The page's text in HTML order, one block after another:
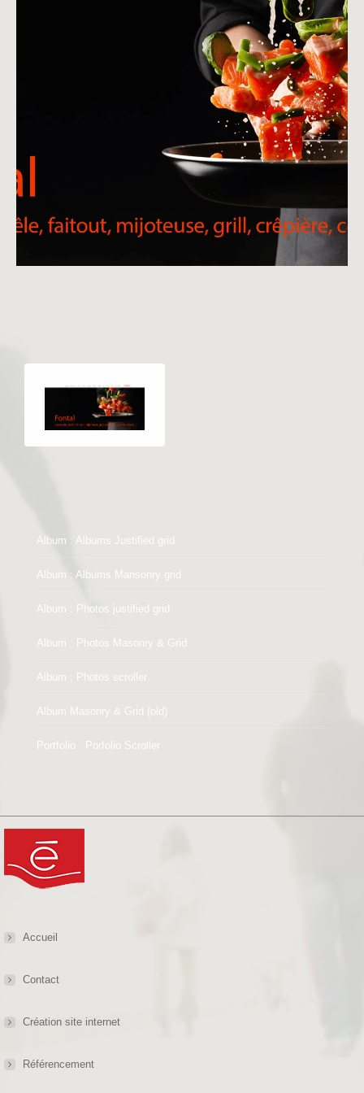
Album : Albums Justified grid
Album : Albums Mansonry grid
Album : Photos justified grid
Album : Photos Masonry & Grid
Album : Photos scroller
Album Masonry & Grid (old)
Portfolio : Porfolio Scroller
Accueil
Contact
Création site internet
Référencement